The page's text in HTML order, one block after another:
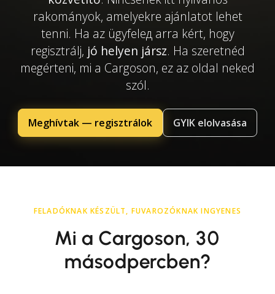
rakományok, amelyekre ajánlatot lehet
tenni. Ha az ügyfelед arra kért, hogy
regisztrálj, jó helyen jársz. Ha szeretnéd
megérteni, mi a Cargoson, ez az oldal neked
szól.
Meghívtak — regisztrálok GYIK elolvasása
FELADÓKNAK KÉSZÜLT, FUVAROZÓKNAK INGYENES
Mi a Cargoson, 30
másodpercben?